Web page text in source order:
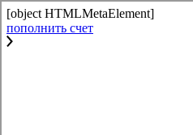
[object HTMLMetaElement]
пополнить счет